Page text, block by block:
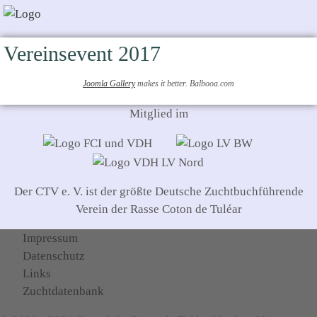
Vereinsevent 2017
Joomla Gallerymakes it better. Balbooa.com
Mitglied im
Der CTV e. V. ist der größte Deutsche Zuchtbuchführende
Verein der Rasse Coton de Tuléar
Impressum
Datenschutz
Links
Zuchtdatenbank